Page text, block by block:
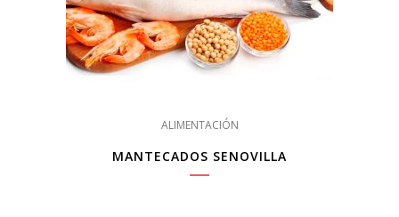
ALIMENTACIÓN
MANTECADOS SENOVILLA